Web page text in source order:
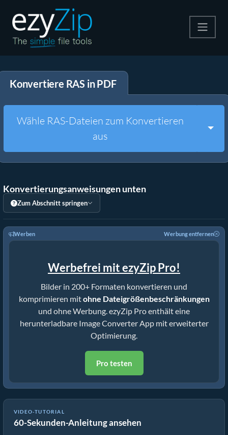
Entpacken
Konvertiere RAS in PDF
Wähle RAS-Dateien zum Konvertieren
aus
Konvertierungsanweisungen unten
Zum Abschnitt springen
Werben Werbung entfernen
Werbefrei mit ezyZip Pro!
Bilder in 200+ Formaten konvertieren und
komprimieren mitohne Dateigrößenbeschränkungen
und ohne Werbung. ezyZip Pro enthält eine
herunterladbare Image Converter App mit erweiterter
Optimierung.
Pro testen
VIDEO-TUTORIAL
60-Sekunden-Anleitung ansehen
Wie man Bildformate online konvertiert